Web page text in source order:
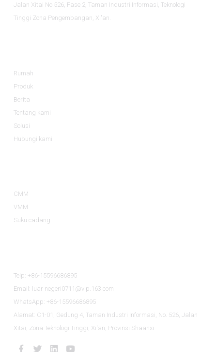
Jalan Xitai No.526, Fase 2, Taman Industri Informasi, Teknologi
Tinggi Zona Pengembangan, Xi'an.
Rumah
Produk
Berita
Tentang kami
Solusi
Hubungi kami
CMM
VMM
Suku cadang
Telp: +86-15596686895
Email: luar negeri0711@vip.163.com
WhatsApp: +86-15596686895
Alamat: C1-01, Gedung 4, Taman Industri Informasi, No. 526, Jalan
Xitai, Zona Teknologi Tinggi, Xi'an, Provinsi Shaanxi